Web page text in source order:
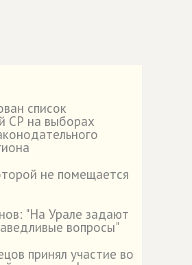
список
СР на выборах
не помещается
"На Урале задают
вопросы"
принял участие во